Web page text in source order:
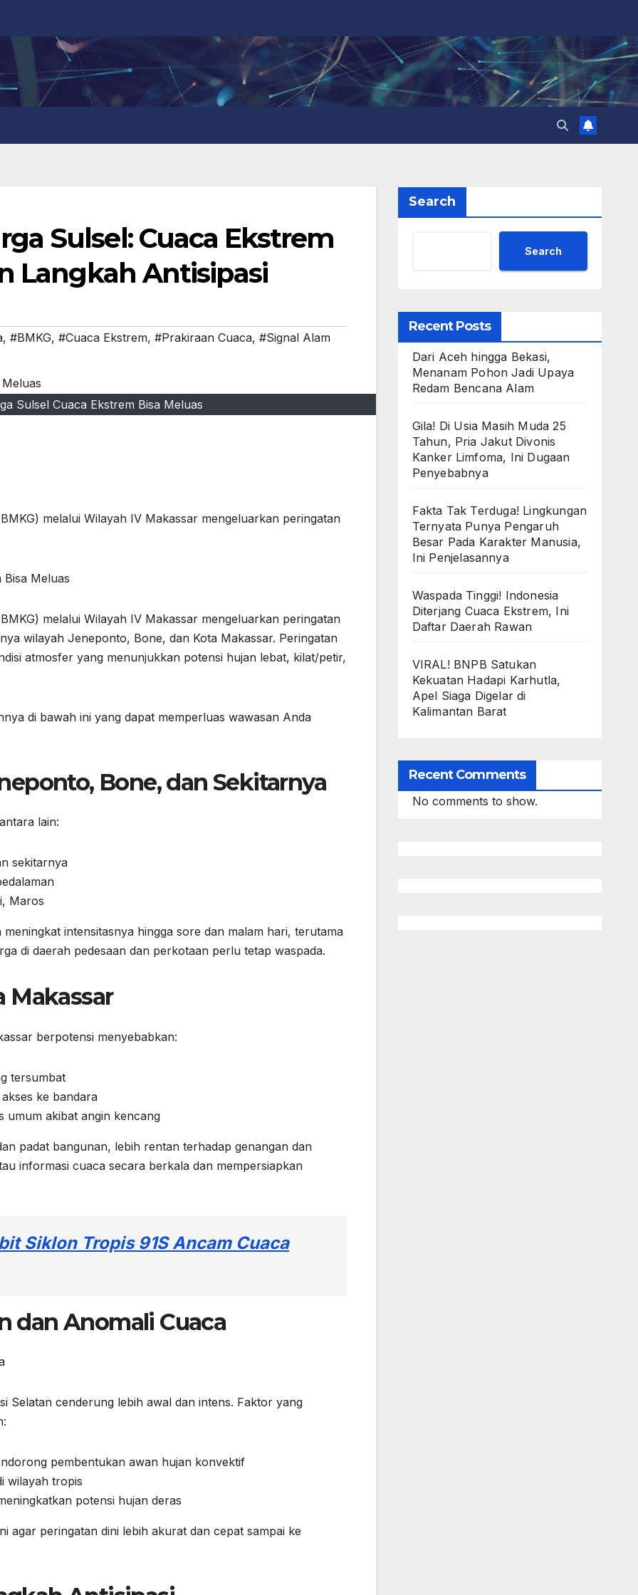
Sulsel: Cuaca Ekstrem
Langkah Antisipasi
, #BMKG, #Cuaca Ekstrem, #Prakiraan Cuaca, #Signal Alam
Sulsel Cuaca Ekstrem Bisa Meluas
melalui Wilayah IV Makassar mengeluarkan peringatan
melalui Wilayah IV Makassar mengeluarkan peringatan
wilayah Jeneponto, Bone, dan Kota Makassar. Peringatan
atmosfer yang menunjukkan potensi hujan lebat, kilat/petir,
di bawah ini yang dapat memperluas wawasan Anda
Bone, dan Sekitarnya
lain:
sekitarnya
Maros
intensitasnya hingga sore dan malam hari, terutama
di daerah pedesaan dan perkotaan perlu tetap waspada.
Makassar
berpotensi menyebabkan:
tersumbat
ke bandara
umum akibat angin kencang
padat bangunan, lebih rentan terhadap genangan dan
informasi cuaca secara berkala dan mempersiapkan
Siklon Tropis 91S Ancam Cuaca
dan Anomali Cuaca
Selatan cenderung lebih awal dan intens. Faktor yang
pembentukan awan hujan konvektif
wilayah tropis
potensi hujan deras
agar peringatan dini lebih akurat dan cepat sampai ke
Search
Search
Recent Posts
Dari Aceh hingga Bekasi,
Menanam Pohon Jadi Upaya
Redam Bencana Alam
Gila! Di Usia Masih Muda 25
Tahun, Pria Jakut Divonis
Kanker Limfoma, Ini Dugaan
Penyebabnya
Fakta Tak Terduga! Lingkungan
Ternyata Punya Pengaruh
Besar Pada Karakter Manusia,
Ini Penjelasannya
Waspada Tinggi! Indonesia
Diterjang Cuaca Ekstrem, Ini
Daftar Daerah Rawan
VIRAL! BNPB Satukan
Kekuatan Hadapi Karhutla,
Apel Siaga Digelar di
Kalimantan Barat
Recent Comments
No comments to show.